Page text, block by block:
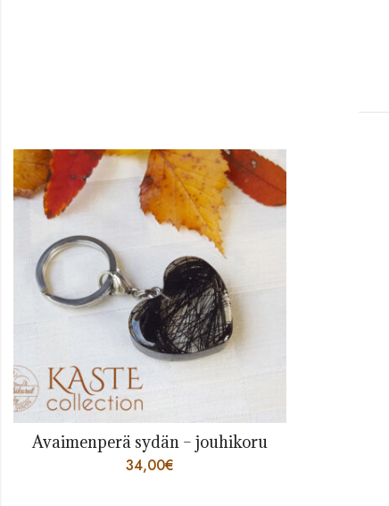
Avaimenperä sydän – jouhikoru
34,00€